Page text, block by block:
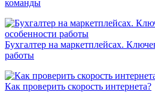
команды
Бухгалтер на маркетплейсах.
работы
Как проверить скорость интернета?